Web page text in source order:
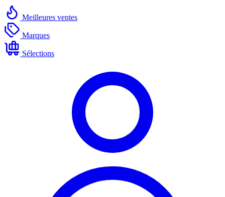
Meilleures ventes
Marques
Sélections